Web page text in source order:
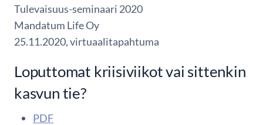
Tulevaisuus-seminaari 2020
Mandatum Life Oy
25.11.2020, virtuaalitapahtuma
Loputtomat kriisiviikot vai sittenkin
kasvun tie?
PDF